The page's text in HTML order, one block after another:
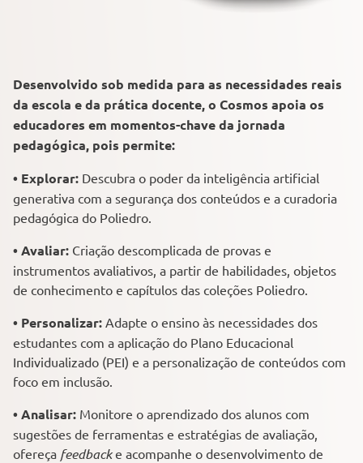
Desenvolvido sob medida para as necessidades reais
da escola e da prática docente, o Cosmos apoia os
educadores em momentos-chave da jornada
pedagógica, pois permite:
• Explorar: Descubra o poder da inteligência artificial
generativa com a segurança dos conteúdos e a curadoria
pedagógica do Poliedro.
• Avaliar: Criação descomplicada de provas e
instrumentos avaliativos, a partir de habilidades, objetos
de conhecimento e capítulos das coleções Poliedro.
• Personalizar: Adapte o ensino às necessidades dos
estudantes com a aplicação do Plano Educacional
Individualizado (PEI) e a personalização de conteúdos com
foco em inclusão.
• Analisar: Monitore o aprendizado dos alunos com
sugestões de ferramentas e estratégias de avaliação,
ofereça feedbacke acompanhe o desenvolvimento de